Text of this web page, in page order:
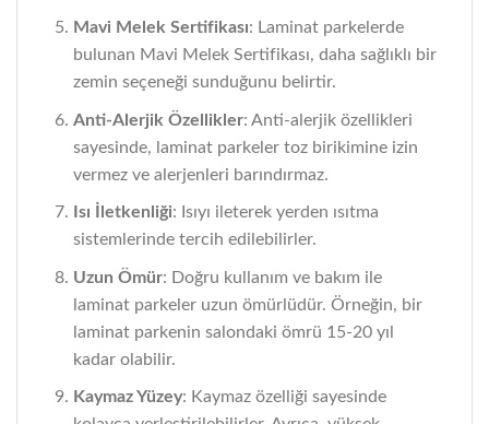
Mavi Melek Sertifikası: Laminat parkelerde
bulunan Mavi Melek Sertifikası, daha sağlıklı bir
zemin seçeneği sunduğunu belirtir.
Anti-Alerjik Özellikler: Anti-alerjik özellikleri
sayesinde, laminat parkeler toz birikimine izin
vermez ve alerjenleri barındırmaz.
Isı İletkenliği: Isıyı ileterek yerden ısıtma
sistemlerinde tercih edilebilirler.
Uzun Ömür: Doğru kullanım ve bakım ile
laminat parkeler uzun ömürlüdür. Örneğin, bir
laminat parkenin salondaki ömrü 15-20 yıl
kadar olabilir.
Kaymaz Yüzey: Kaymaz özelliği sayesinde